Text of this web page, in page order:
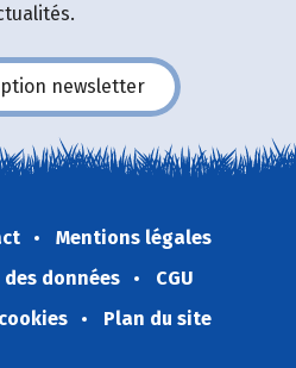
newsletter
Mentions légales
données
CGU
Plan du site